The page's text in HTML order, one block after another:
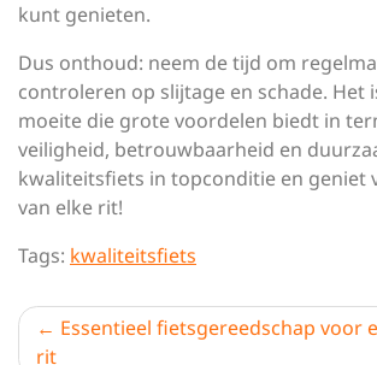
kunt genieten.
Dus onthoud: neem de tijd om
controleren op slijtage en schade. Het
moeite die grote voordelen biedt in
veiligheid, betrouwbaarheid en
kwaliteitsfiets in topconditie en geniet
van elke rit!
Tags: kwaliteitsfiets
Berichtnavigatie
Essentieel fietsgereedschap voor
rit